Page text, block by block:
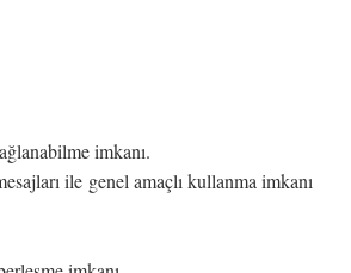
imkanı.
ile genel amaçlı kullanma imkanı